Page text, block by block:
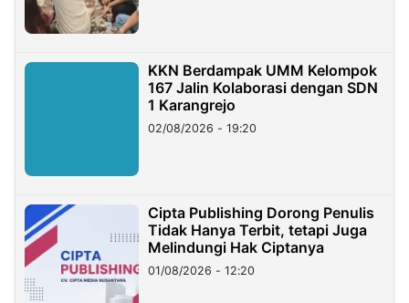
KKN Berdampak UMM Kelompok
167 Jalin Kolaborasi dengan SDN
1 Karangrejo
02/08/2026 - 19:20
Cipta Publishing Dorong Penulis
Tidak Hanya Terbit, tetapi Juga
Melindungi Hak Ciptanya
01/08/2026 - 12:20